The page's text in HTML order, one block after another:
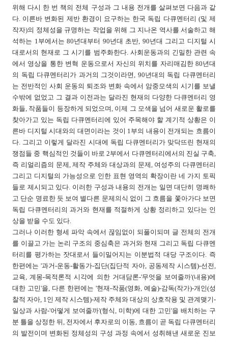
위해 다시 한 번 책의 전체 구성과 그 내용 전개를 살펴보면 다음과 같
다. 이른바 변화된 제반 환경이 요구하는 한국 독립 다큐멘터리 (및 제
작자)의 정체성을 규명하는 작업을 위해 그 지나온 역사를 서술하고 해
석하는 1부에서는 80년대부터 90년대 초반, 90년대 그리고 디지털 시
대로서의 현재로 그 시기를 범주화한다. 사회운동과의 긴밀한 관련 속
에서 영상을 통한 변혁 운동으로서 자신의 위치를 자리매김한 80년대
의 독립 다큐멘터리가 과거의 그것이라면, 90년대의 독립 다큐멘터리
는 전반적인 사회 운동의 퇴조와 변화 속에서 암중모색의 시기를 보낼
수밖에 없었고 그 결과 이전과는 달라진 현재의 다양한 다큐멘터리 영
화들, 작품들이 등장하게 되었으며, 이제 그 모색을 넘어 새로운 활로를
찾아가고 있는 독립 다큐멘터리에 있어 주목해야 할 계기적 상황은 이
른바 디지털 시대와의 대면이라는 것이 1부의 내용이 전개되는 흐름이
다. 그리고 이렇게 달라진 시대에 독립 다큐멘터리가 맞닥뜨린 현재의
쟁점들 중 핵심적인 것들이 바로 2부에서 다큐멘터리에서의 진실 구축,
즉 리얼리즘의 문제, 제작 주체와 대상과의 문제, 여성주의 다큐멘터리
그리고 디지털의 가능성으로 인한 표현 영역의 확장이란 네 가지 토픽
들로 제시되고 있다. 이러한 구성과 내용의 전개는 일면 대단히 명쾌하
고 단순 명료한 듯 보여 별다른 문제의식 없이 그 흐름을 쫓아가다 보면
독립 다큐멘터리의 과거와 현재를 적절하게 상황 정리하고 있다는 인
상을 받을 수도 있다.
그러나 이러한 형세 파악 속에서 끊임없이 되풀이되며 글 전체의 전개
를 이끌고 가는 논리 구조의 중심축은 과거와 현재 그리고 독립 다큐멘
터리를 평가하는 잣대로서 들이밀어지는 이분법적 대당 구조이다. 즉
한편에는 '과거-운동-활동가-집단(집단적 자아, 공동제작 시스템)-선전,
교육, 계몽-목적론적 시각에 의한 거대담론-'무엇을 보여줄까'(내용)에
대한 고민'을, 다른 한편에는 '현재-작품(영화, 예술)-감독(작가)-개인(성
찰적 자아, 1인 제작 시스템)-제작 주체와 대상의 상호작용 및 관계맺기-
일상과 사람-'어떻게 보여줄까'(형식, 미학)에 대한 고민'을 배치하는 구
분 틀을 상정한 뒤, 전자에서 후자로의 이동, 흐름이 곧 독립 다큐멘터리
의 발전이며 변화된 정체성의 구성 과정 속에서 성취해낸 새로운 진보